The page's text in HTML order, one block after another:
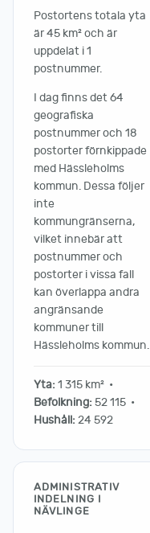
Postortens totala yta
är 45 km² och är
uppdelat i 1
postnummer.
I dag finns det 64
geografiska
postnummer och 18
postorter förnkippade
med Hässleholms
kommun. Dessa följer
inte
kommungränserna,
vilket innebär att
postnummer och
postorter i vissa fall
kan överlappa andra
angränsande
kommuner till
Hässleholms kommun.
Yta:1 315 km² •
Befolkning:52 115 •
Hushåll:24 592
ADMINISTRATIV
INDELNING I
NÄVLINGE